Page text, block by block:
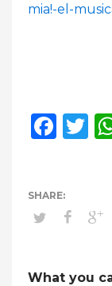
mia!-el-
What you